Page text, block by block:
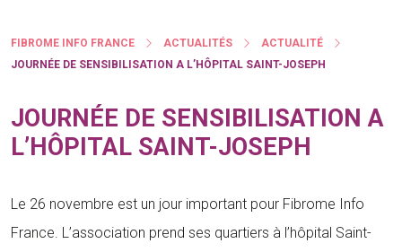
FIBROME INFO FRANCE ACTUALITÉS
ACTUALITÉ
JOURNÉE DE SENSIBILISATION A L’HÔPITAL SAINT-JOSEPH
JOURNÉE DE SENSIBILISATION A
L’HÔPITAL SAINT-JOSEPH
Le 26 novembre est un jour important pour Fibrome Info
France. L’association prend ses quartiers à l’hôpital Saint-